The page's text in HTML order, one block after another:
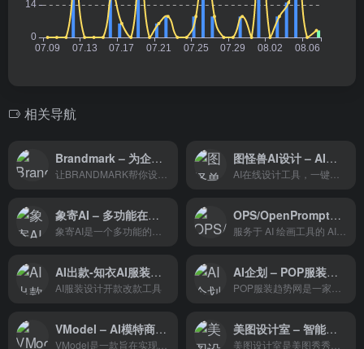
相关导航
Brandmark – 为企业创建独特专业的徽标 图怪兽AI设计 – AI技术与在线编辑功能的创意神器
象寄AI – 多功能在线翻译和图片视频编辑平台 OPS/OpenPromptStudio – AI 绘画提示词生成器
AI出款-知衣AI服装设计出款FD
AI服装设计开款改款工具
AI企划 – POP服装趋势网
VModel – AI模特商拍工具 美图设计室 – 智能平面设计在线协作平台